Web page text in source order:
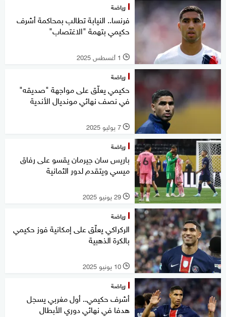
رياضة
فرنسا.. النيابة تطالب بمحاكمة أشرف
حكيمي بتهمة "الاغتصاب"
l 1 أغسطس 2025
رياضة
حكيمي يعلّق على مواجهة "صديقه"
في نصف نهائي مونديال الأندية
l 7 يوليو 2025
رياضة
باريس سان جيرمان يقسو على رفاق
ميسي ويتقدم لدور الثمانية
l 29 يونيو 2025
رياضة
الركراكي يعلّق على إمكانية فوز حكيمي
بالكرة الذهبية
l 10 يونيو 2025
رياضة
أشرف حكيمي.. أول مغربي يسجل
هدفا في نهائي دوري الأبطال